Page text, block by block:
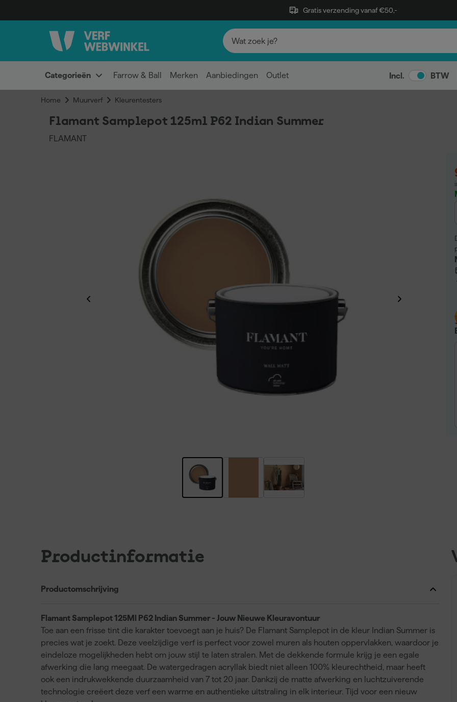
Gratis verzending vanaf €50,-
Categorieën Farrow & Ball Merken Aanbiedingen Outlet Incl. BTW
Home Muurverf Kleurentesters
Flamant Samplepot 125ml P62 Indian Summer
FLAMANT
Productinformatie
Productomschrijving
Flamant Samplepot 125Ml P62 Indian Summer - Jouw Nieuwe Kleuravontuur
Toe aan een frisse tint die karakter toevoegt aan je huis? De Flamant Samplepot in de kleur Indian Summer is
precies wat je zoekt. Deze veelzijdige verf is perfect voor zowel muren als houten oppervlakken, waardoor je
eindeloze mogelijkheden hebt om jouw stijl te laten stralen. Met de dekkende formule krijg je een egale
afwerking die lang meegaat. De watergedragen acryllak biedt niet alleen 100% kleurechtheid, maar heeft
ook een indrukwekkende duurzaamheid van 7 tot 20 jaar. Dankzij de matte afwerking en luchtzuiverende
technologie creëert deze verf een warme en authentieke uitstraling in elk interieur. Tijd voor een nieuw